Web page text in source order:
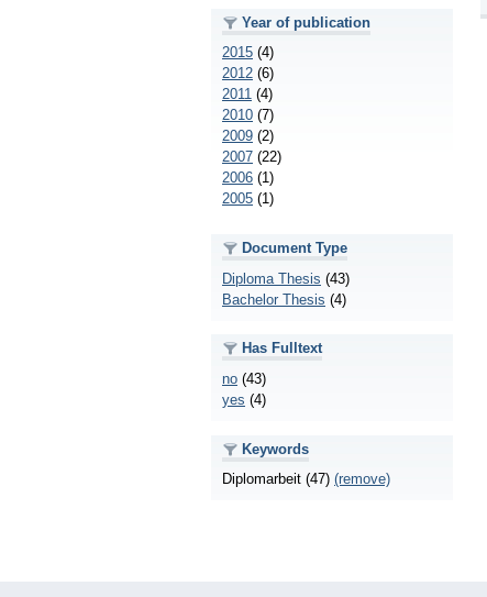
Year of publication
2015 (4)
2012 (6)
2011 (4)
2010 (7)
2009 (2)
2007 (22)
2006 (1)
2005 (1)
Document Type
Diploma Thesis (43)
Bachelor Thesis (4)
Has Fulltext
no (43)
yes (4)
Keywords
Diplomarbeit (47) (remove)